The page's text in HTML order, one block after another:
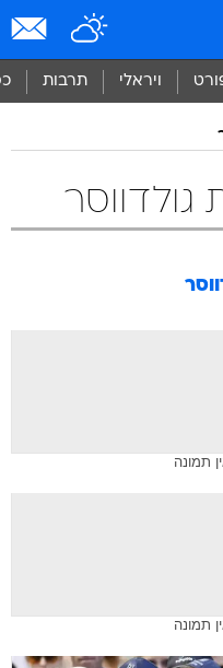
ויראלי תרבות
גולדווסר
תמונה
תמונה